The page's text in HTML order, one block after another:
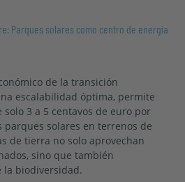
Parques solares como centro de energía
de la transición
escalabilidad óptima, permite
3 a 5 centavos de euro por
parques solares en terrenos de
de tierra no solo aprovechan
sino que también
la biodiversidad.